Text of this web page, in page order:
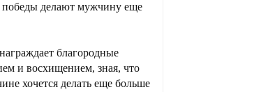
делают мужчину еще
благородные
и восхищением, зная, что
хочется делать еще больше